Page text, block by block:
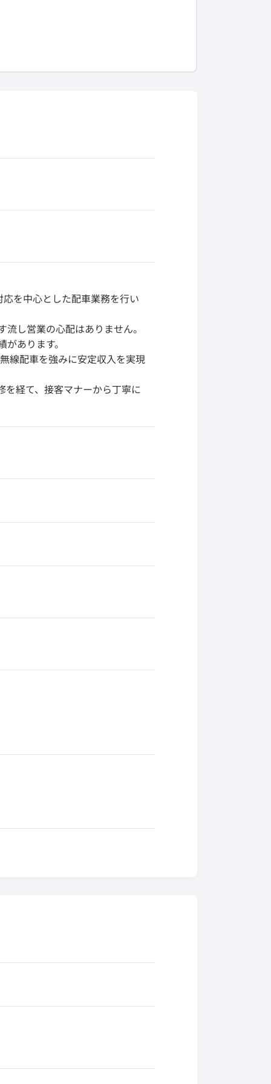
を中心とした配車業務を行い
し営業の心配はありません。
あります。
線配車を強みに安定収入を実現
を経て、接客マナーから丁寧に